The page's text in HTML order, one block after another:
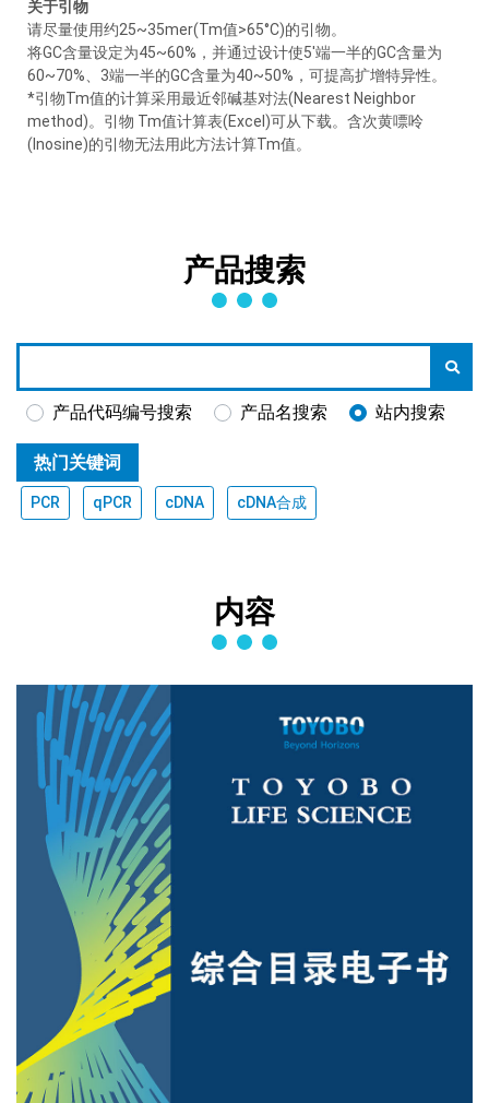
关于引物
请尽量使用约25~35mer(Tm值>65°C)的引物。
将GC含量设定为45~60%，并通过设计使5'端一半的GC含量为
60~70%、3端一半的GC含量为40~50%，可提高扩增特异性。
*引物Tm值的计算采用最近邻碱基对法(Nearest Neighbor
method)。引物 Tm值计算表(Excel)可从下载。含次黄嘌呤
(Inosine)的引物无法用此方法计算Tm值。
产品搜索
产品代码编号搜索 产品名搜索 站内搜索
热门关键词
PCR qPCR cDNA cDNA合成
内容